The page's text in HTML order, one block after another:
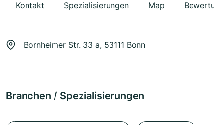
Kontakt Spezialisierungen Map
Bornheimer Str. 33 a, 53111 Bonn
Branchen / Spezialisierungen